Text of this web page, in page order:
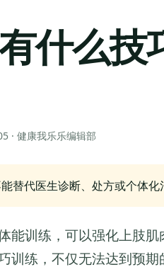
什么技
· 健康我乐乐编辑部
替代医生诊断、处方或个体化
能训练，可以强化上肢
训练，不仅无法达到预